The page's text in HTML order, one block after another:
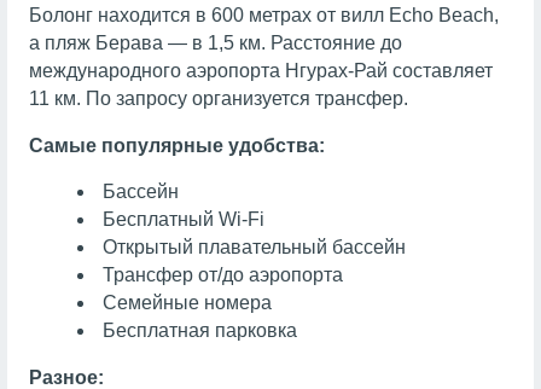
Болонг находится в 600 метрах от вилл Echo Beach,
а пляж Берава — в 1,5 км. Расстояние до
международного аэропорта Нгурах-Рай составляет
11 км. По запросу организуется трансфер.
Самые популярные удобства:
Бассейн
Бесплатный Wi-Fi
Открытый плавательный бассейн
Трансфер от/до аэропорта
Семейные номера
Бесплатная парковка
Разное: